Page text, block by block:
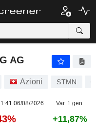
AG
Azioni STMN
06/08/2026 Var. 1 gen.
+11,87%